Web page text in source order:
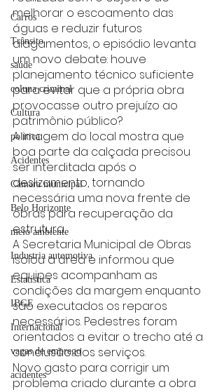
Carros
Trânsito
saúde
coluna criminal
Cultura
politica
Acidentes
Câmara municipal
Belo Horizonte
meio ambiente
Industria automotiva
Estatística
IBGE
Internacional
vagas de emprego
acidentes
melhorar o escoamento das
águas e reduzir futuros
alagamentos, o episódio levanta
um novo debate: houve
planejamento técnico suficiente
para evitar que a própria obra
provocasse outro prejuízo ao
patrimônio público?
A imagem do local mostra que
boa parte da calçada precisou
ser interditada após o
deslizamento, tornando
necessária uma nova frente de
obras para recuperação da
estrutura.
A Secretaria Municipal de Obras
isolou a área e informou que
equipes acompanham as
condições da margem enquanto
são executados os reparos
necessários. Pedestres foram
orientados a evitar o trecho até a
conclusão dos serviços.
Novo gasto para corrigir um
problema criado durante a obra